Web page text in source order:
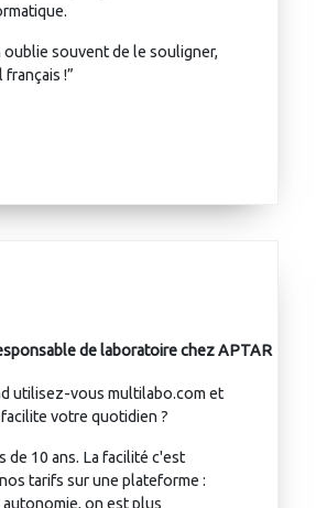
oublie souvent de le souligner,
!”
de laboratoire chez APTAR
utilisez-vous multilabo.com et
votre quotidien ?
de 10 ans. La facilité c'est
tarifs sur une plateforme :
on est plus